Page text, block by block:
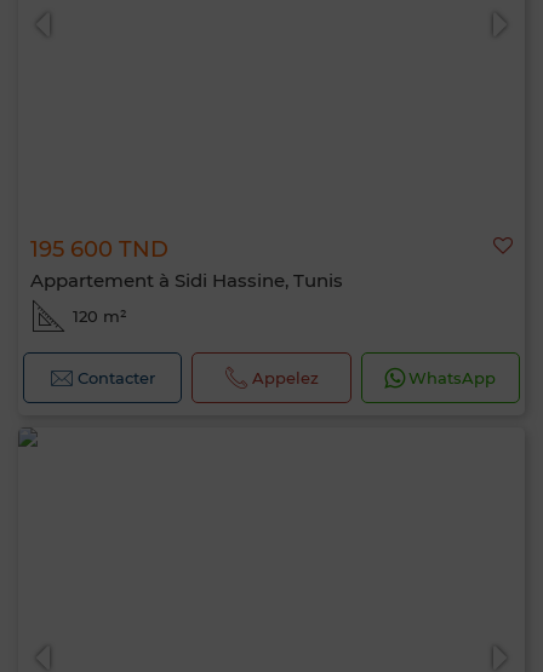
195 600 TND
Appartement à Sidi Hassine, Tunis
120 m²
Contacter Appelez WhatsApp